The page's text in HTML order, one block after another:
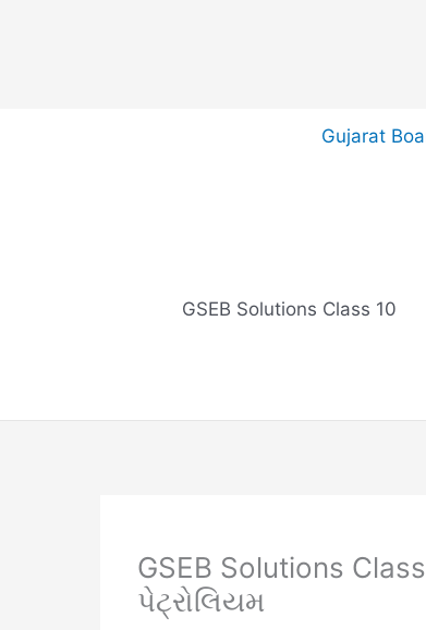
Gujarat
GSEB Solutions Class 10
GSEB Solutions
પેટ્રોલિયમ